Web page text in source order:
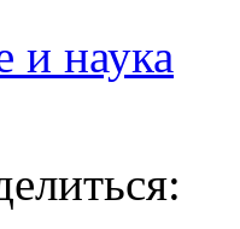
и наука